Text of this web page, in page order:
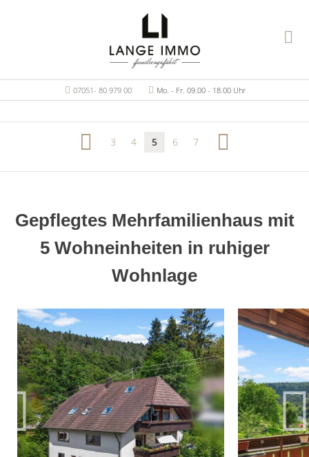
07051- 80 979 00 Mo. - Fr. 09.00 - 18.00 Uhr
3 4 5 6 7
Gepflegtes Mehrfamilienhaus mit
5 Wohneinheiten in ruhiger
Wohnlage